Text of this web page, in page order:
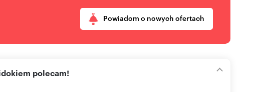
Powiadom o nowych ofertach
polecam!